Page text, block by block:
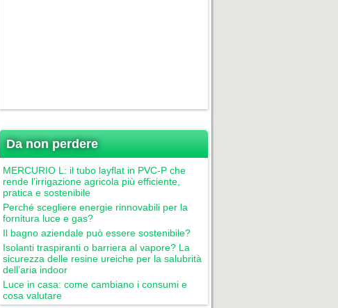
Da non perdere
MERCURIO L: il tubo layflat in PVC-P che
rende l’irrigazione agricola più efficiente,
pratica e sostenibile
Perché scegliere energie rinnovabili per la
fornitura luce e gas?
Il bagno aziendale può essere sostenibile?
Isolanti traspiranti o barriera al vapore? La
sicurezza delle resine ureiche per la salubrità
dell’aria indoor
Luce in casa: come cambiano i consumi e
cosa valutare